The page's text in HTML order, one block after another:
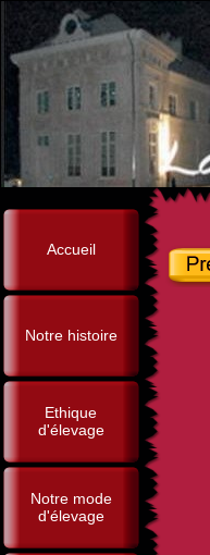
Accueil
Notre histoire
Ethique
d'élevage
Notre mode
d'élevage